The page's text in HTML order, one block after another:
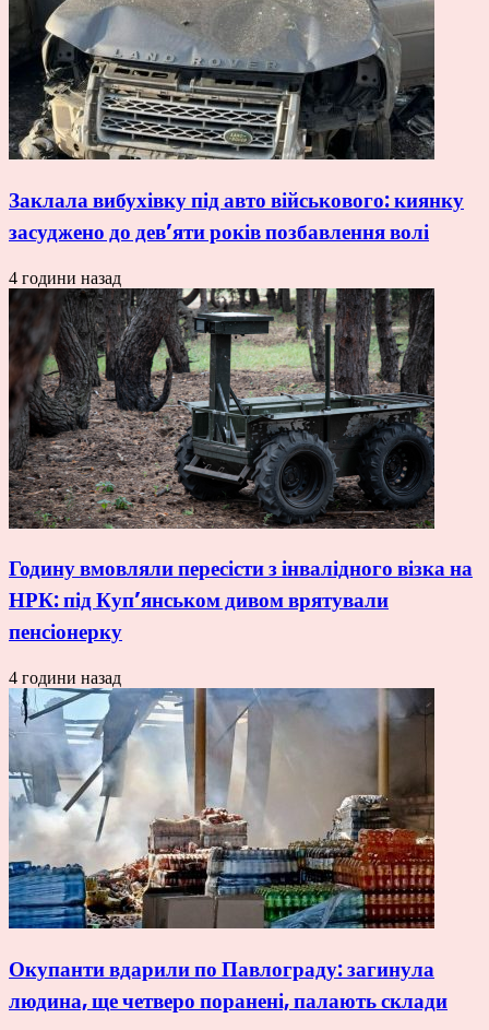
Заклала вибухівку під авто військового: киянку
засуджено до дев’яти років позбавлення волі
4 години назад
Годину вмовляли пересісти з інвалідного візка на
НРК: під Куп’янськом дивом врятували
пенсіонерку
4 години назад
Окупанти вдарили по Павлограду: загинула
людина, ще четверо поранені, палають склади